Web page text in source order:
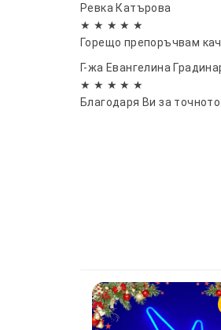
Ревка Катърова
★ ★ ★ ★ ★
Горещо препоръчвам
Г-жа Евангелина
★ ★ ★ ★ ★
Благодаря Ви за